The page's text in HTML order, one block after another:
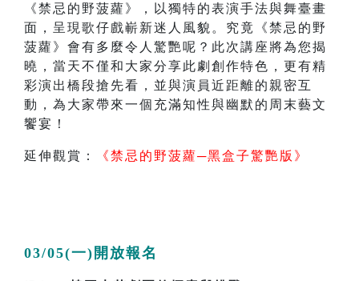
《禁忌的野菠蘿》，以獨特的表演手法與舞臺畫
面，呈現歌仔戲嶄新迷人風貌。究竟《禁忌的野
菠蘿》會有多麼令人驚艷呢？此次講座將為您揭
曉，當天不僅和大家分享此劇創作特色，更有精
彩演出橋段搶先看，並與演員近距離的親密互
動，為大家帶來一個充滿知性與幽默的周末藝文
饗宴！
延伸觀賞： 《禁忌的野菠蘿─黑盒子驚艷版》
03/05(一)開放報名